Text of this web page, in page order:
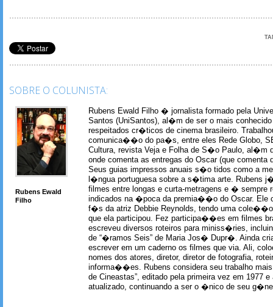
SOBRE O COLUNISTA:
Rubens Ewald
Filho
Rubens Ewald Filho � jornalista formado pela
Santos (UniSantos), al�m de ser o mais
respeitados cr�ticos de cinema brasileiro.
comunica��o do pa�s, entre eles Rede Globo,
Cultura, revista Veja e Folha de S�o Paulo, al�m
onde comenta as entregas do Oscar (que comenta
Seus guias impressos anuais s�o tidos como a
l�ngua portuguesa sobre a s�tima arte. Rubens
filmes entre longas e curta-metragens e � sempre
indicados na �poca da premia��o do Oscar. Ele
f�s da atriz Debbie Reynolds, tendo uma
que ela participou. Fez participa��es em filmes
escreveu diversos roteiros para miniss�ries,
de “�ramos Seis” de Maria Jos� Dupr�. Ainda
escrever em um caderno os filmes que via. Ali,
nomes dos atores, diretor, diretor de fotografia,
informa��es. Rubens considera seu trabalho
de Cineastas”, editado pela primeira vez em 1977 e
atualizado, continuando a ser o �nico de seu